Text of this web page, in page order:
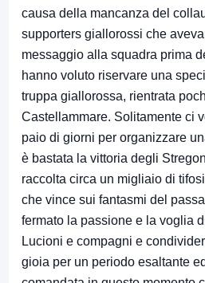
causa della mancanza del
supporters giallorossi che
messaggio alla squadra prima
hanno voluto riservare una
truppa giallorossa, rientrata
Castellammare. Solitamente ci
paio di giorni per organizzare
è bastata la vittoria degli
raccolta circa un migliaio di
che vince sui fantasmi del
fermato la passione e la voglia
Lucioni e compagni e
gioia per un periodo esaltante